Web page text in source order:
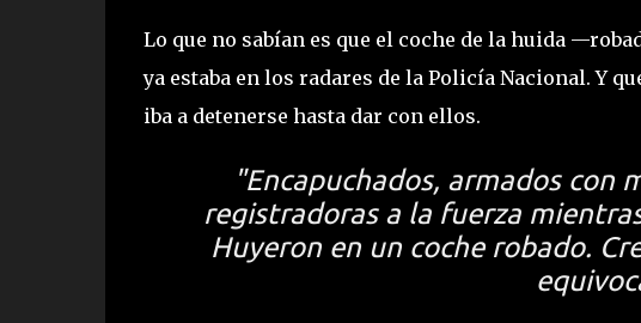
Lo que no sabían es que el coche de la huida
ya estaba en los radares de la Policía Nacional. Y
iba a detenerse hasta dar con ellos.
"Encapuchados, armados con
registradoras a la fuerza
Huyeron en un coche robado.